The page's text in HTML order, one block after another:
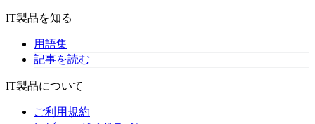
IT製品を知る
用語集
記事を読む
IT製品について
ご利用規約